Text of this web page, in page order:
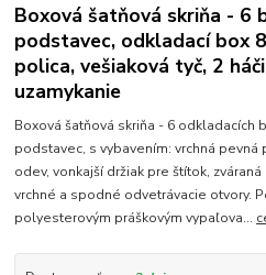
Boxová šatňová skriňa - 6
podstavec, odkladací box
polica, vešiaková tyč, 2
uzamykanie
Boxová šatňová skriňa - 6 odkladacích
podstavec, s vybavením: vrchná pevná
odev, vonkajší držiak pre štítok,
vrchné a spodné odvetrávacie otvory.
polyesterovým práškovým vypaľova...